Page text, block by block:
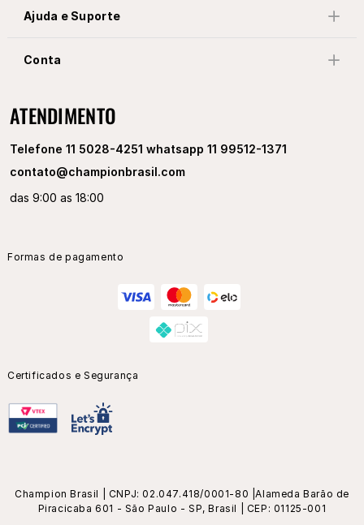
Ajuda e Suporte
Conta
ATENDIMENTO
Telefone 11 5028-4251 whatsapp 11 99512-1371
contato@championbrasil.com
das 9:00 as 18:00
Formas de pagamento
Certificados e Segurança
Champion Brasil | CNPJ: 02.047.418/0001-80 |Alameda Barão de
Piracicaba 601 - São Paulo - SP, Brasil | CEP: 01125-001